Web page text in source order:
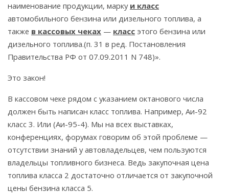
наименование продукции, марку и класс
автомобильного бензина или дизельного топлива, а
также в кассовых чеках — класс этого бензина или
дизельного топлива.(п. 31 в ред. Постановления
Правительства РФ от 07.09.2011 N 748)».
Это закон!
В кассовом чеке рядом с указанием октанового числа
должен быть написан класс топлива. Например, Аи-92
класс 3. Или (Аи-95-4). Мы на всех выставках,
конференциях, форумах говорим об этой проблеме —
отсутствии знаний у автовладельцев, чем пользуются
владельцы топливного бизнеса. Ведь закупочная цена
топлива класса 2 достаточно отличается от закупочной
цены бензина класса 5.